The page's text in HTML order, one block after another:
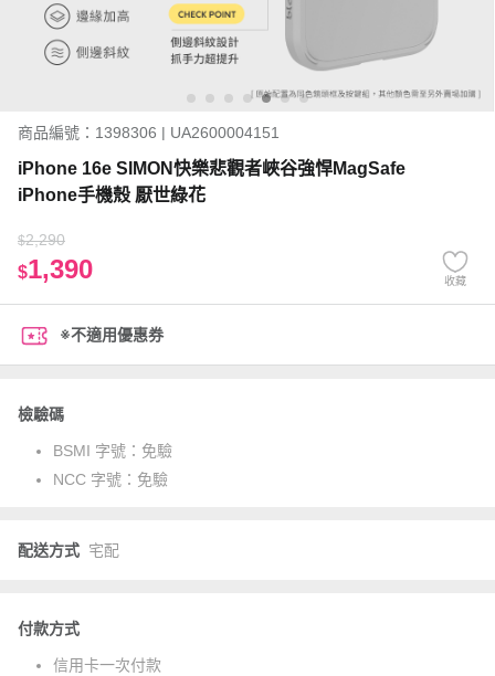
商品編號：1398306 | UA2600004151
iPhone 16e SIMON快樂悲觀者峽谷強悍MagSafe
iPhone手機殼 厭世綠花
$2,290
$1,390 收藏
※不適用優惠券
檢驗碼
BSMI 字號： 免驗
NCC 字號： 免驗
配送方式 宅配
付款方式
信用卡一次付款